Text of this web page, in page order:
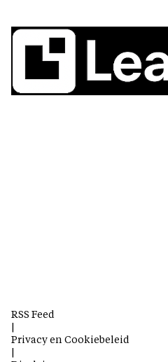
RSS Feed
Privacy en Cookiebeleid